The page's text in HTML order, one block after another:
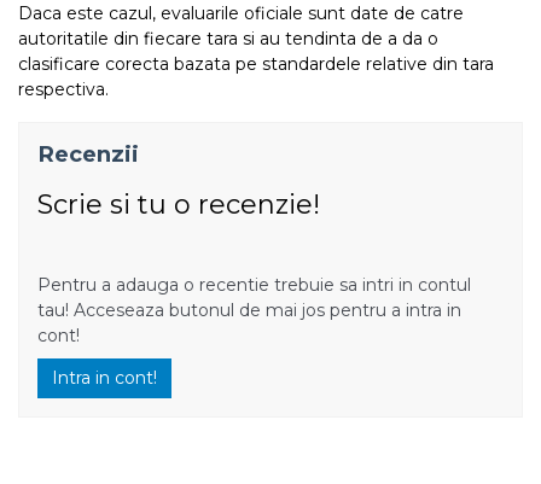
Daca este cazul, evaluarile oficiale sunt date de catre
autoritatile din fiecare tara si au tendinta de a da o
clasificare corecta bazata pe standardele relative din tara
respectiva.
Recenzii
Scrie si tu o recenzie!
Pentru a adauga o recentie trebuie sa intri in contul
tau! Acceseaza butonul de mai jos pentru a intra in
cont!
Intra in cont!